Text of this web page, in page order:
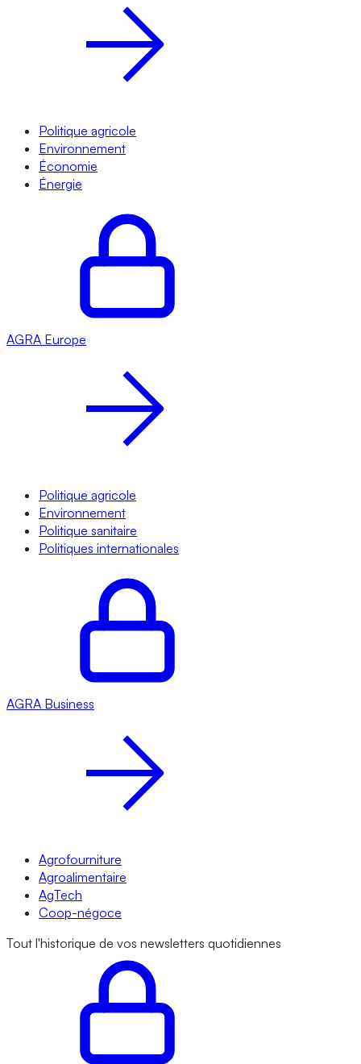
Politique agricole
Environnement
Économie
Énergie
AGRA Europe
Politique agricole
Environnement
Politique sanitaire
Politiques internationales
AGRA Business
Agrofourniture
Agroalimentaire
AgTech
Coop-négoce
Tout l'historique de vos newsletters quotidiennes